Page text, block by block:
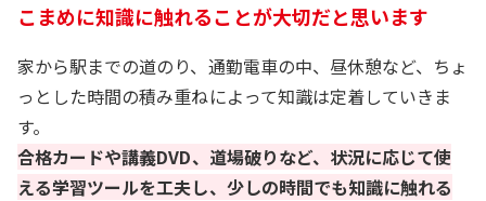
こまめに知識に触れることが大切だと思います
家から駅までの道のり、通勤電車の中、昼休憩など、ちょ
っとした時間の積み重ねによって知識は定着していきま
す。
合格カードや講義DVD、道場破りなど、状況に応じて使
える学習ツールを工夫し、少しの時間でも知識に触れる